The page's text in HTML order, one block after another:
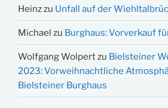
Heinzzu Unfall auf der
Michael zu Burghaus: Vorverkauf
Wolfgang Wolpertzu Bielsteiner
2023: Vorweihnachtliche
Bielsteiner Burghaus